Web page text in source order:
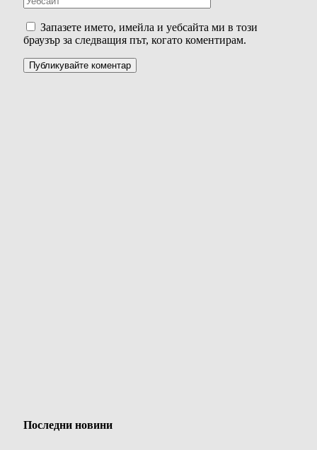
Запазете името, имейла и уебсайта ми в този
браузър за следващия път, когато коментирам.
Последни новини